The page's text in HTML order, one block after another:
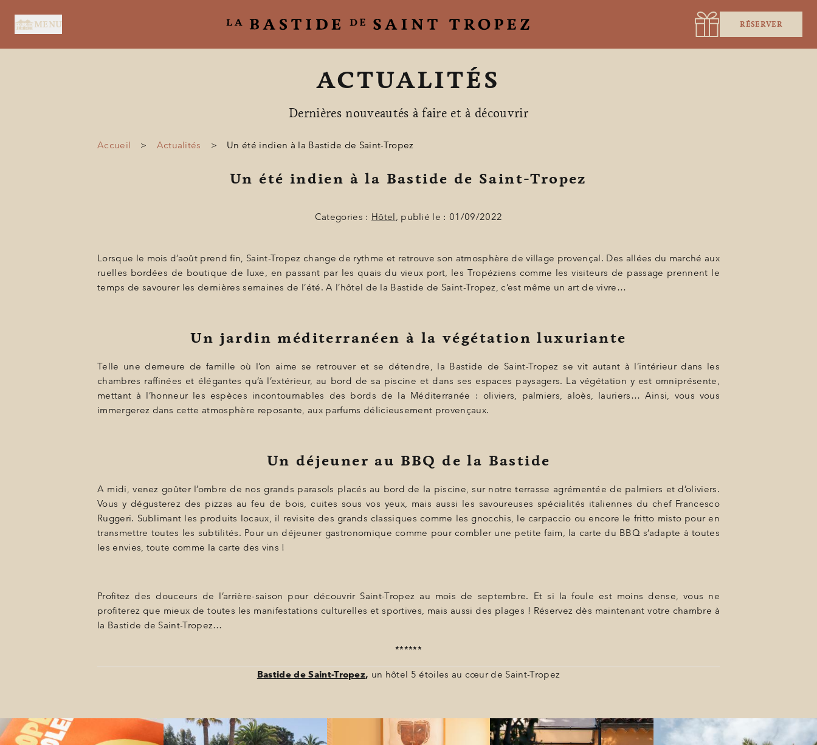
MENU RÉSERVER
ACCUEIL
SPA BY HOLIDERMIE
BONS CADEAUX
PROGRAMMATION
ACTUALITÉS
Dernières nouveautés à faire et à découvrir
Accueil > Actualités > Un été indien à la Bastide de Saint-Tropez
Un été indien à la Bastide de Saint-Tropez
Categories : Hôtel, publié le : 01/09/2022
Lorsque le mois d’août prend fin, Saint-Tropez change de rythme et retrouve son atmosphère de village provençal. Des allées du marché aux
ruelles bordées de boutique de luxe, en passant par les quais du vieux port, les Tropéziens comme les visiteurs de passage prennent le
temps de savourer les dernières semaines de l’été. A l’hôtel de la Bastide de Saint-Tropez, c’est même un art de vivre…
Un jardin méditerranéen à la végétation luxuriante
Telle une demeure de famille où l’on aime se retrouver et se détendre, la Bastide de Saint-Tropez se vit autant à l’intérieur dans les
chambres raffinées et élégantes qu’à l’extérieur, au bord de sa piscine et dans ses espaces paysagers. La végétation y est omniprésente,
mettant à l’honneur les espèces incontournables des bords de la Méditerranée : oliviers, palmiers, aloès, lauriers… Ainsi, vous vous
immergerez dans cette atmosphère reposante, aux parfums délicieusement provençaux.
Un déjeuner au BBQ de la Bastide
A midi, venez goûter l’ombre de nos grands parasols placés au bord de la piscine, sur notre terrasse agrémentée de palmiers et d’oliviers.
Vous y dégusterez des pizzas au feu de bois, cuites sous vos yeux, mais aussi les savoureuses spécialités italiennes du chef Francesco
Ruggeri. Sublimant les produits locaux, il revisite des grands classiques comme les gnocchis, le carpaccio ou encore le fritto misto pour en
transmettre toutes les subtilités. Pour un déjeuner gastronomique comme pour combler une petite faim, la carte du BBQ s’adapte à toutes
les envies, toute comme la carte des vins !
Profitez des douceurs de l’arrière-saison pour découvrir Saint-Tropez au mois de septembre. Et si la foule est moins dense, vous ne
profiterez que mieux de toutes les manifestations culturelles et sportives, mais aussi des plages ! Réservez dès maintenant votre chambre à
la Bastide de Saint-Tropez…
******
Bastide de Saint-Tropez, un hôtel 5 étoiles au cœur de Saint-Tropez